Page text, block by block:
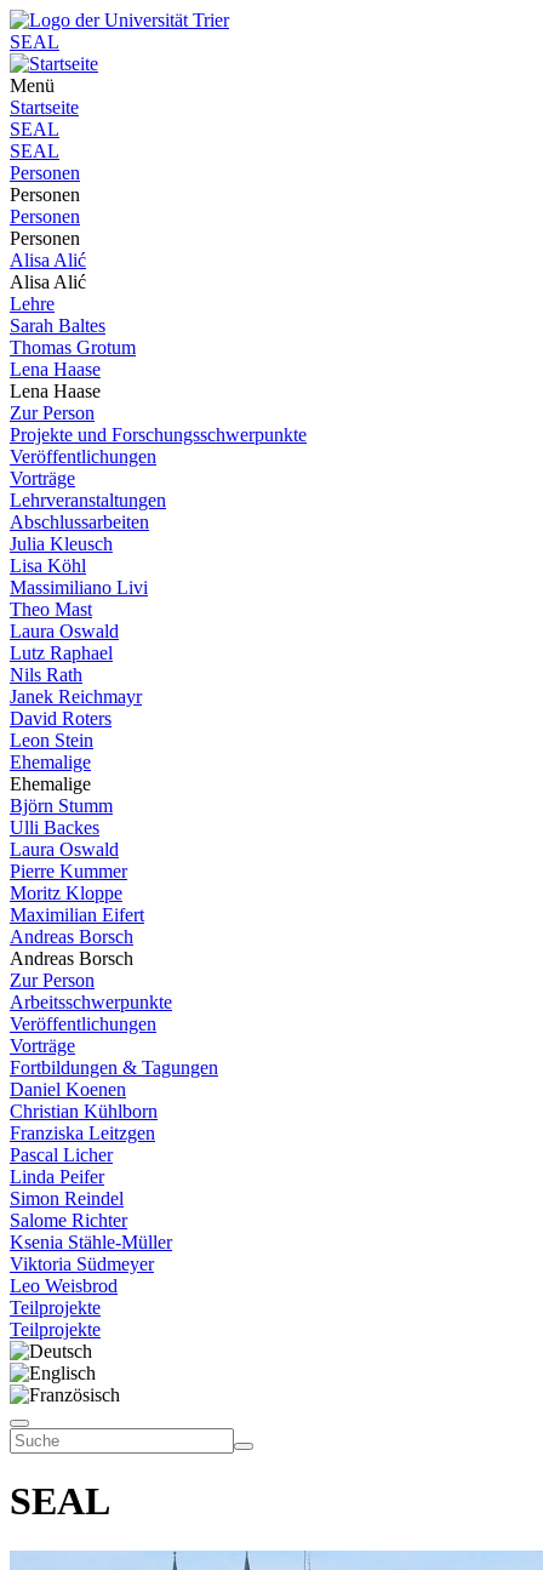
SEAL
Menü
Startseite
SEAL
SEAL
Personen
Personen
Personen
Personen
Alisa Alić
Alisa Alić
Lehre
Sarah Baltes
Thomas Grotum
Lena Haase
Lena Haase
Zur Person
Projekte und Forschungsschwerpunkte
Veröffentlichungen
Vorträge
Lehrveranstaltungen
Abschlussarbeiten
Julia Kleusch
Lisa Köhl
Massimiliano Livi
Theo Mast
Laura Oswald
Lutz Raphael
Nils Rath
Janek Reichmayr
David Roters
Leon Stein
Ehemalige
Ehemalige
Björn Stumm
Ulli Backes
Laura Oswald
Pierre Kummer
Moritz Kloppe
Maximilian Eifert
Andreas Borsch
Andreas Borsch
Zur Person
Arbeitsschwerpunkte
Veröffentlichungen
Vorträge
Fortbildungen & Tagungen
Daniel Koenen
Christian Kühlborn
Franziska Leitzgen
Pascal Licher
Linda Peifer
Simon Reindel
Salome Richter
Ksenia Stähle-Müller
Viktoria Südmeyer
Leo Weisbrod
Teilprojekte
Teilprojekte
SEAL